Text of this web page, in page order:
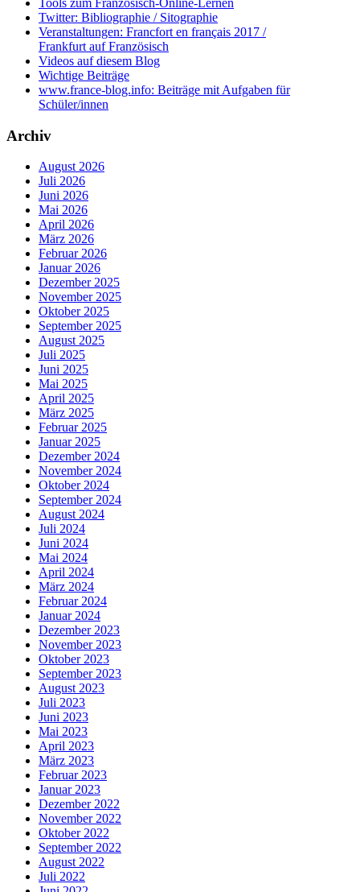
Twitter: Bibliographie / Sitographie
Veranstaltungen: Francfort en français 2017 /
Frankfurt auf Französisch
Videos auf diesem Blog
Wichtige Beiträge
www.france-blog.info: Beiträge mit Aufgaben für
Schüler/innen
Archiv
August 2026
Juli 2026
Juni 2026
Mai 2026
April 2026
März 2026
Februar 2026
Januar 2026
Dezember 2025
November 2025
Oktober 2025
September 2025
August 2025
Juli 2025
Juni 2025
Mai 2025
April 2025
März 2025
Februar 2025
Januar 2025
Dezember 2024
November 2024
Oktober 2024
September 2024
August 2024
Juli 2024
Juni 2024
Mai 2024
April 2024
März 2024
Februar 2024
Januar 2024
Dezember 2023
November 2023
Oktober 2023
September 2023
August 2023
Juli 2023
Juni 2023
Mai 2023
April 2023
März 2023
Februar 2023
Januar 2023
Dezember 2022
November 2022
Oktober 2022
September 2022
August 2022
Juli 2022